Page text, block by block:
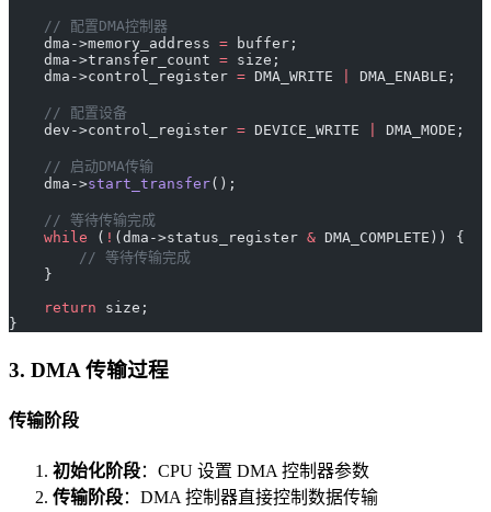
    // 配置DMA控制器
    dma->memory_address
= buffer;
    dma->transfer_count
= size;
    dma->control_register
= DMA_WRITE DMA_ENABLE;
    // 配置设备
    dev->control_register
= DEVICE_WRITE DMA_MODE;
    // 启动DMA传输
    dma->
start_transfer();
    // 等待传输完成
    while
( ! (dma->status_register & DMA_COMPLETE)) {
        // 等待传输完成
    }
    return
size;
}
3. DMA 传输过程
传输阶段
初始化阶段：CPU 设置 DMA 控制器参数
传输阶段：DMA 控制器直接控制数据传输